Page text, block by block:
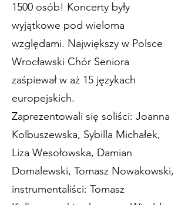
1500 osób! Koncerty były
wyjątkowe pod wieloma
względami. Największy w Polsce
Wrocławski Chór Seniora
zaśpiewał w aż 15 językach
europejskich.
Zaprezentowali się soliści: Joanna
Kolbuszewska, Sybilla Michałek,
Liza Wesołowska, Damian
Domalewski, Tomasz Nowakowski,
instrumentaliści: Tomasz